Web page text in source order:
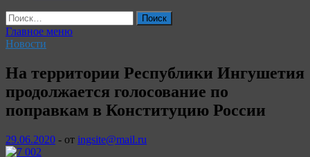
Найти:
Главное меню
Новости
На территории Республики Ингушетия
продолжается голосование по
поправкам в Конституцию России
29.06.2020 - от ingsite@mail.ru